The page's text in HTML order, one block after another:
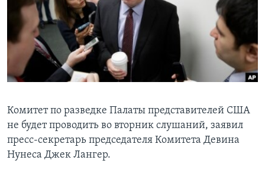
Learning English
СОЦИАЛЬНЫЕ СЕТИ
Языки
Комитет по разведке Палаты представителей США
не будет проводить во вторник слушаний, заявил
пресс-секретарь председателя Комитета Девина
Нунеса Джек Лангер.